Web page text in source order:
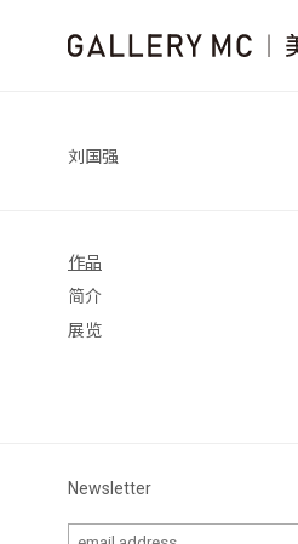
刘国强
作品
简介
展览
Newsletter